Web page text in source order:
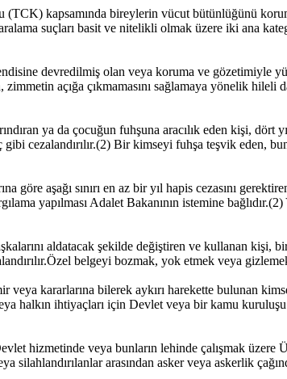
kapsamında bireylerin vücut bütünlüğünü
suçları basit ve nitelikli olmak üzere iki ana
devredilmiş olan veya koruma ve gözetimiyle
açığa çıkmamasını sağlamaya yönelik hileli
ya da çocuğun fuhşuna aracılık eden kişi, dört
gibi cezalandırılır.(2) Bir kimseyi fuhşa teşvik eden,
göre aşağı sınırı en az bir yıl hapis cezasını
yapılması Adalet Bakanının istemine
aldatacak şekilde değiştiren ve kullanan kişi,
belgeyi bozmak, yok etmek veya
kararlarına bilerek aykırı harekette bulunan
halkın ihtiyaçları için Devlet veya bir kamu
hizmetinde veya bunların lehinde çalışmak üzere
silahlandırılanlar arasından asker veya askerlik